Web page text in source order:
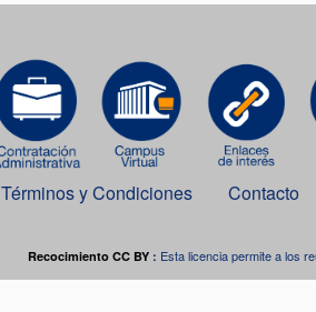
Términos y Condiciones Contacto
Recocimiento CC BY : Esta licencia permite a los